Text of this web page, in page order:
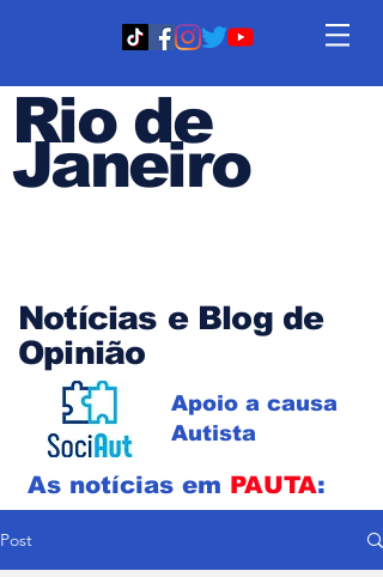
Rio de
Janeiro
Notícias e Blog de
Opinião
Apoio a causa
Autista
As notícias em PAUTA:
Post